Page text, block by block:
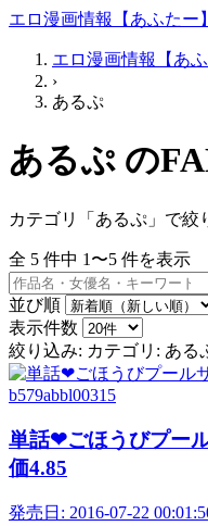
エロ漫画情報【あふたー】
エロ漫画情報【あふ
›
あるぷ
あるぷ の
カテゴリ「あるぷ」で絞
全 5 件中 1〜5 件を表示
並び順
表示件数
絞り込み: カテゴリ: ある
b579abbl00315
単話❤ごほうびプー
価4.85
発売日: 2016-07-22